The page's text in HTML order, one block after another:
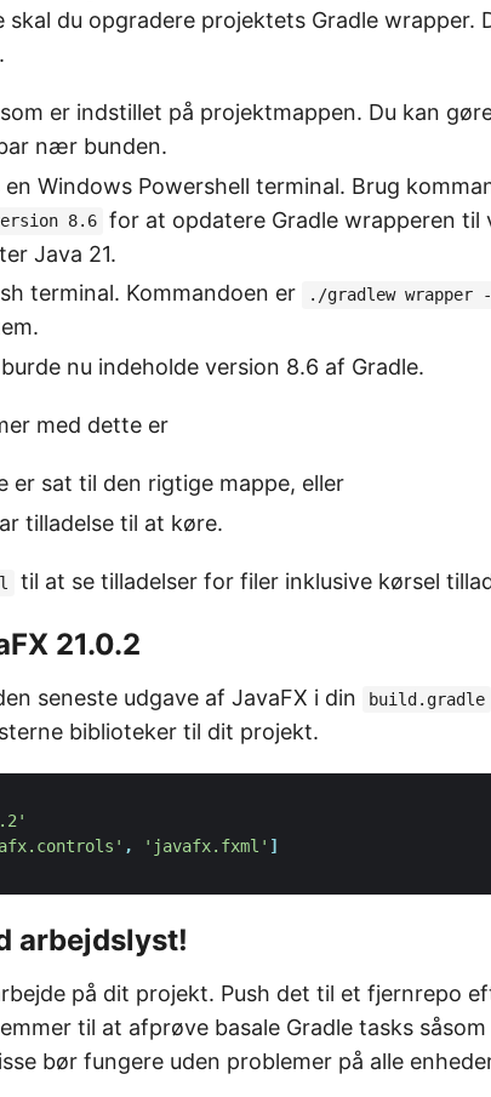
du opgradere projektets Gradle wrapper.
er indstillet på projektmappen. Du kan
nær bunden.
Windows Powershell terminal. Brug
8.6
for at opdatere Gradle wrapperen til
Java 21.
terminal. Kommandoen er
./gradlew wrapper
burde nu indeholde version 8.6 af Gradle.
med dette er
er sat til den rigtige mappe, eller
tilladelse til at køre.
til at se tilladelser for filer inklusive kørsel
21.0.2
seneste udgave af JavaFX i din build.gradle
biblioteker til dit projekt.
, 'javafx.fxml' ]
arbejdslyst!
på dit projekt. Push det til et fjernrepo
til at afprøve basale Gradle tasks såsom
bør fungere uden problemer på alle